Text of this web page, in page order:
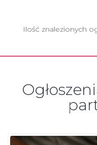
Ilość znalezionych